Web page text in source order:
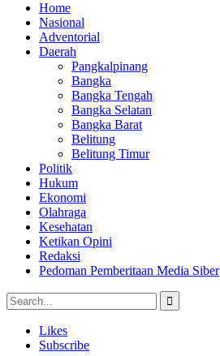
Home
Nasional
Adventorial
Daerah
Pangkalpinang
Bangka
Bangka Tengah
Bangka Selatan
Bangka Barat
Belitung
Belitung Timur
Politik
Hukum
Ekonomi
Olahraga
Kesehatan
Ketikan Opini
Redaksi
Pedoman Pemberitaan Media Siber
Likes
Subscribe